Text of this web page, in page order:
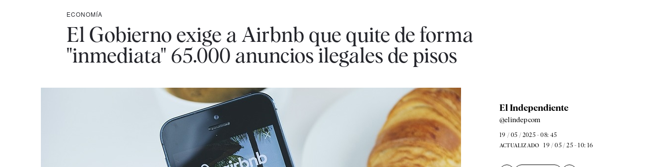
ECONOMÍA
El Gobierno exige a Airbnb que quite de forma
"inmediata" 65.000 anuncios ilegales de pisos
El Independiente
@elindepcom
19 / 05 / 2025 - 08: 45
ACTUALIZADO 19 / 05 / 25 - 10: 16